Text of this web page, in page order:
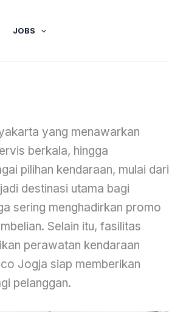
JOBS
yang menawarkan
berkala, hingga
pilihan kendaraan, mulai dari
destinasi utama bagi
sering menghadirkan promo
Selain itu, fasilitas
perawatan kendaraan
Jogja siap memberikan
pelanggan.